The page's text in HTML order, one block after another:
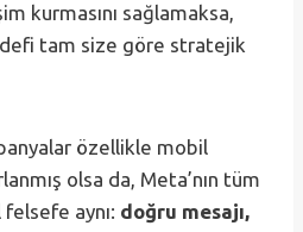
kurmasını sağlamaksa,
tam size göre stratejik
özellikle mobil
olsa da, Meta’nın tüm
aynı: doğru mesajı,